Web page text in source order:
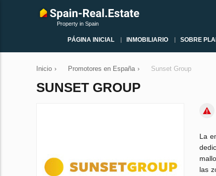
Property in Spain
PÁGINA INICIAL INMOBILIARIO SOBRE
Inicio › Promotores en España › Sunset Group
SUNSET GROUP
La
las